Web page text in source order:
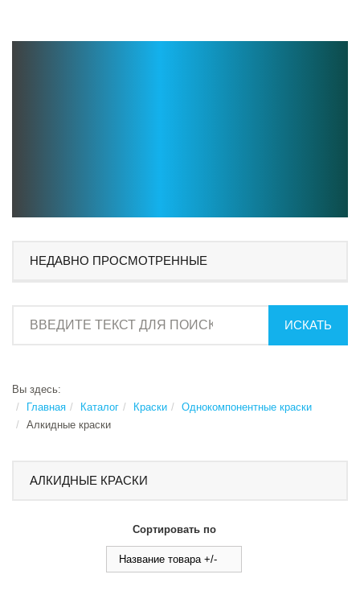
НЕДАВНО ПРОСМОТРЕННЫЕ
ИСКАТЬ
Вы здесь:
Главная
Каталог Краски
Однокомпонентные краски
Алкидные краски
АЛКИДНЫЕ КРАСКИ
Сортировать по
Название товара +/-